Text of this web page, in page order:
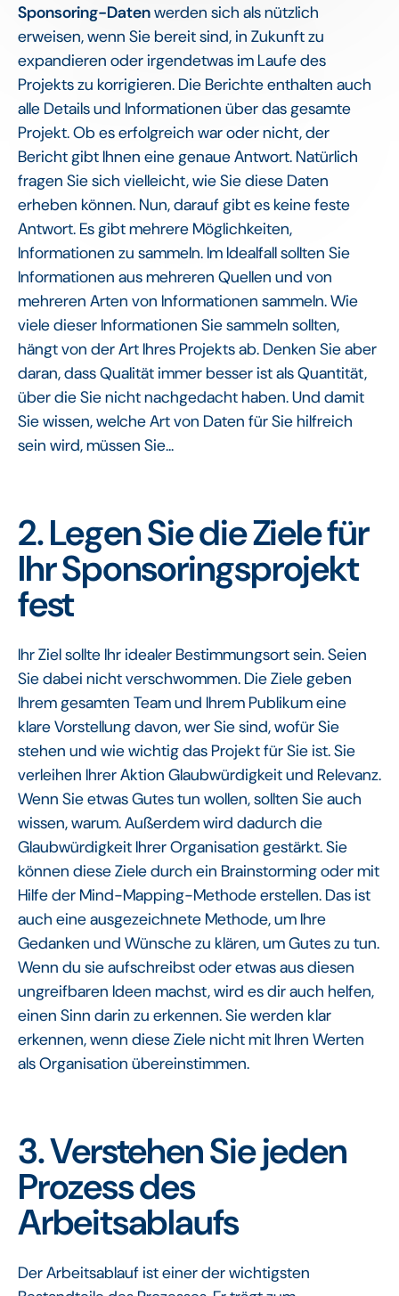
Sponsoring-Datenwerden sich als nützlich
erweisen, wenn Sie bereit sind, in Zukunft zu
expandieren oder irgendetwas im Laufe des
Projekts zu korrigieren. Die Berichte enthalten auch
alle Details und Informationen über das gesamte
Projekt. Ob es erfolgreich war oder nicht, der
Bericht gibt Ihnen eine genaue Antwort. Natürlich
fragen Sie sich vielleicht, wie Sie diese Daten
erheben können. Nun, darauf gibt es keine feste
Antwort. Es gibt mehrere Möglichkeiten,
Informationen zu sammeln. Im Idealfall sollten Sie
Informationen aus mehreren Quellen und von
mehreren Arten von Informationen sammeln. Wie
viele dieser Informationen Sie sammeln sollten,
hängt von der Art Ihres Projekts ab. Denken Sie aber
daran, dass Qualität immer besser ist als Quantität,
über die Sie nicht nachgedacht haben. Und damit
Sie wissen, welche Art von Daten für Sie hilfreich
sein wird, müssen Sie...
2. Legen Sie die Ziele für
Ihr Sponsoringsprojekt
fest
Ihr Ziel sollte Ihr idealer Bestimmungsort sein. Seien
Sie dabei nicht verschwommen. Die Ziele geben
Ihrem gesamten Team und Ihrem Publikum eine
klare Vorstellung davon, wer Sie sind, wofür Sie
stehen und wie wichtig das Projekt für Sie ist. Sie
verleihen Ihrer Aktion Glaubwürdigkeit und Relevanz.
Wenn Sie etwas Gutes tun wollen, sollten Sie auch
wissen, warum. Außerdem wird dadurch die
Glaubwürdigkeit Ihrer Organisation gestärkt. Sie
können diese Ziele durch ein Brainstorming oder mit
Hilfe der Mind-Mapping-Methode erstellen. Das ist
auch eine ausgezeichnete Methode, um Ihre
Gedanken und Wünsche zu klären, um Gutes zu tun.
Wenn du sie aufschreibst oder etwas aus diesen
ungreifbaren Ideen machst, wird es dir auch helfen,
einen Sinn darin zu erkennen. Sie werden klar
erkennen, wenn diese Ziele nicht mit Ihren Werten
als Organisation übereinstimmen.
3. Verstehen Sie jeden
Prozess des
Arbeitsablaufs
Der Arbeitsablauf ist einer der wichtigsten